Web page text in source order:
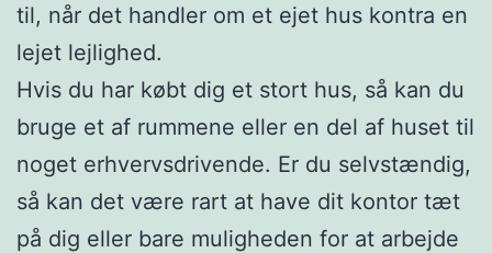
til, når det handler om et ejet hus kontra en
lejet lejlighed.
Hvis du har købt dig et stort hus, så kan du
bruge et af rummene eller en del af huset til
noget erhvervsdrivende. Er du selvstændig,
så kan det være rart at have dit kontor tæt
på dig eller bare muligheden for at arbejde